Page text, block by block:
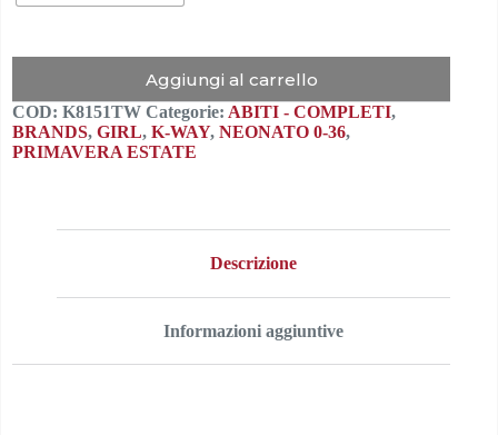
Aggiungi al carrello
COD: K8151TW Categorie: ABITI - COMPLETI,
BRANDS, GIRL, K-WAY, NEONATO 0-36,
PRIMAVERA ESTATE
Descrizione
Informazioni aggiuntive